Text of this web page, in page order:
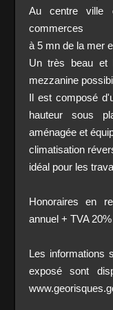
Au centre ville
commerces
à 5 mn de la mer
Un très beau et
mezzanine
Il est composé
hauteur sous
aménagée et
climatisation
idéal pour les
Honoraires en
annuel + TVA 20%
Les informations
exposé sont